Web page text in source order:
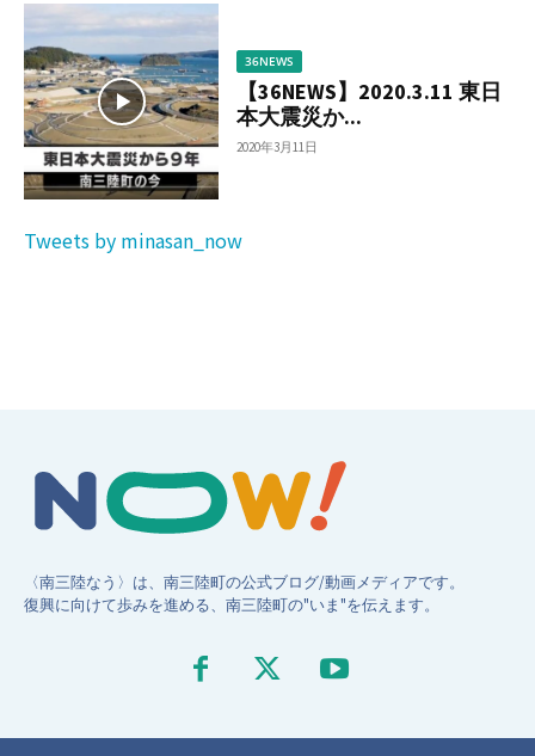
36NEWS
【36NEWS】2020.3.11 東日
本大震災か...
2020年3月11日
Tweets by minasan_now
〈南三陸なう〉は、南三陸町の公式ブログ/動画メディアです。
復興に向けて歩みを進める、南三陸町の"いま"を伝えます。